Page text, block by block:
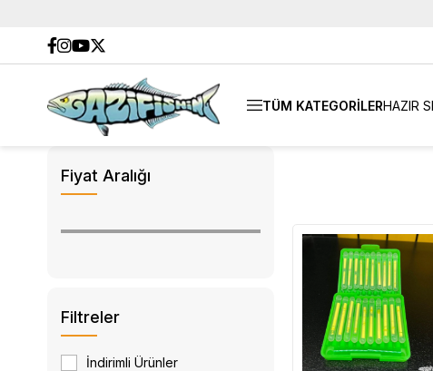
TÜM KATEGORİLERHAZIR
Fiyat Aralığı
Filtreler
İndirimli Ürünler